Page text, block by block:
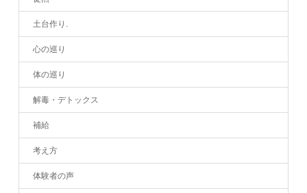
土台作り.
心の巡り
体の巡り
解毒・デトックス
補給
考え方
体験者の声